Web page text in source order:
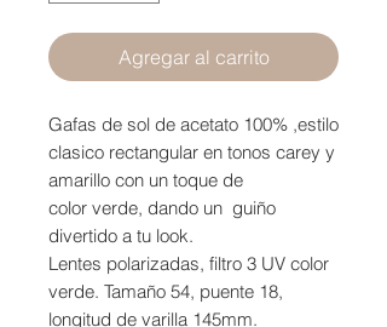
Agregar al carrito
Gafas de sol de acetato 100% ,estilo
clasico rectangular en tonos carey y
amarillo con un toque de
color verde, dando un guiño
divertido a tu look.
Lentes polarizadas, filtro 3 UV color
verde. Tamaño 54, puente 18,
longitud de varilla 145mm.